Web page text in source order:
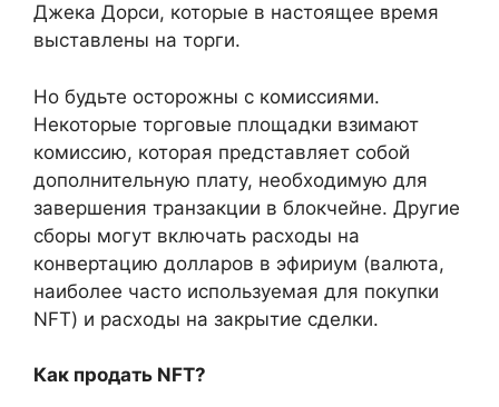
Джека Дорси, которые в настоящее время
выставлены на торги.
Но будьте осторожны с комиссиями.
Некоторые торговые площадки взимают
комиссию, которая представляет собой
дополнительную плату, необходимую для
завершения транзакции в блокчейне. Другие
сборы могут включать расходы на
конвертацию долларов в эфириум (валюта,
наиболее часто используемая для покупки
NFT) и расходы на закрытие сделки.
Как продать NFT?